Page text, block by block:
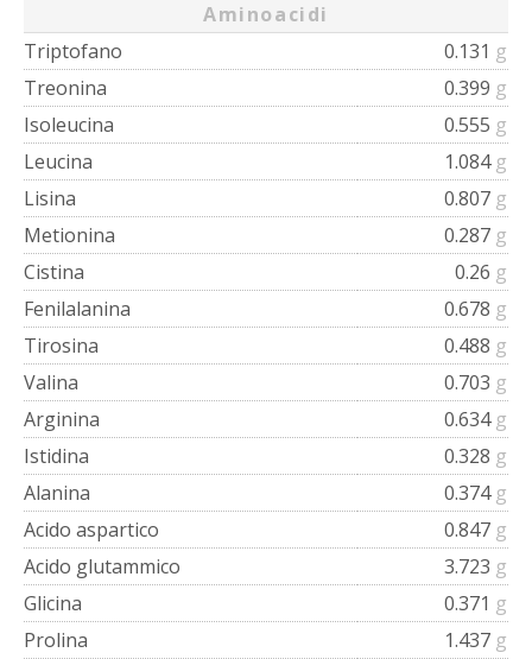
Aminoacidi
Triptofano
0.131 g
Treonina
0.399 g
Isoleucina
0.555 g
Leucina
1.084g
Lisina
0.807 g
Metionina
0.287 g
Cistina
0.26 g
Fenilalanina
0.678 g
Tirosina
0.488 g
Valina
0.703 g
Arginina
0.634g
Istidina
0.328 g
Alanina
0.374g
Acido aspartico
0.847 g
Acido glutammico
3.723 g
Glicina
0.371 g
Prolina
1.437 g